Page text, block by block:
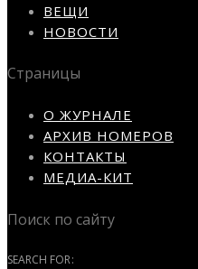
ВЕЩИ
НОВОСТИ
Страницы
О ЖУРНАЛЕ
АРХИВ НОМЕРОВ
КОНТАКТЫ
МЕДИА-КИТ
Поиск по сайту
SEARCH FOR: